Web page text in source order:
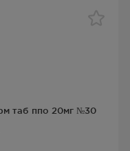
таб ппо 20мг №30